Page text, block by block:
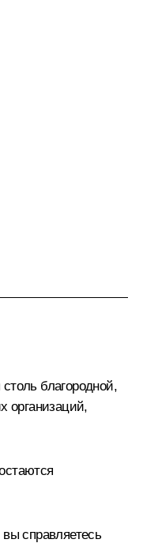
благородной,
организаций,
справляетесь